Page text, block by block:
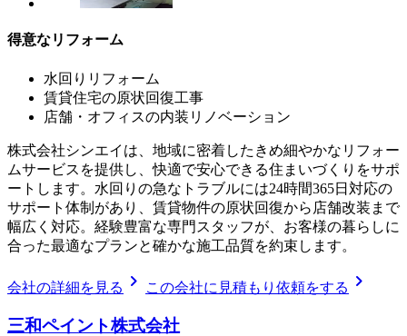
得意なリフォーム
水回りリフォーム
賃貸住宅の原状回復工事
店舗・オフィスの内装リノベーション
株式会社シンエイは、地域に密着したきめ細やかなリフォー
ムサービスを提供し、快適で安心できる住まいづくりをサポ
ートします。水回りの急なトラブルには24時間365日対応の
サポート体制があり、賃貸物件の原状回復から店舗改装まで
幅広く対応。経験豊富な専門スタッフが、お客様の暮らしに
合った最適なプランと確かな施工品質を約束します。
会社の詳細を見る chevron_right この会社に見積もり依頼をする chevron_right
三和ペイント株式会社